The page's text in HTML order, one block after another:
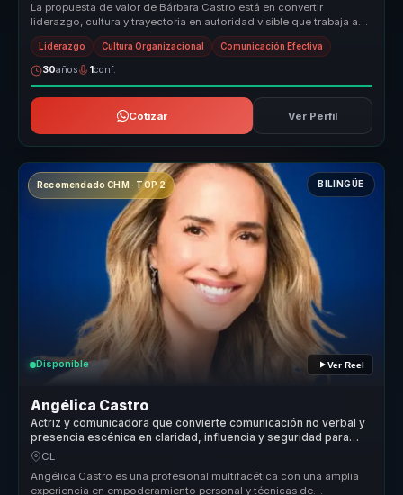
La propuesta de valor de Bárbara Castro está en convertir
liderazgo, cultura y trayectoria en autoridad visible que trabaja a
favor del n...
Liderazgo Cultura Organizacional Comunicación Efectiva
30años 1conf.
Cotizar Ver Perfil
Recomendado CHM · TOP 2 BILINGÜE
Disponible Ver Reel
Angélica Castro
Actriz y comunicadora que convierte comunicación no verbal y
presencia escénica en claridad, influencia y seguridad para
líderes y voceros.
CL
Angélica Castro es una profesional multifacética con una amplia
experiencia en empoderamiento personal y técnicas de